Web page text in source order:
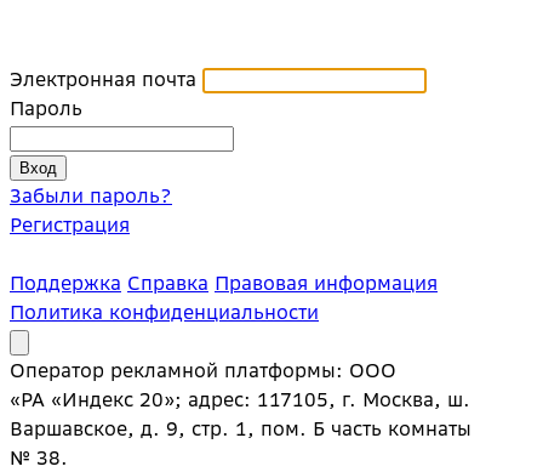
Электронная почта
Пароль
Забыли пароль?
Регистрация
Поддержка Справка Правовая информация
Политика конфиденциальности
Оператор рекламной платформы: ООО
«РА «Индекс 20»; адрес: 117105, г. Москва, ш.
Варшавское, д. 9, стр. 1, пом. Б часть комнаты
№ 38.